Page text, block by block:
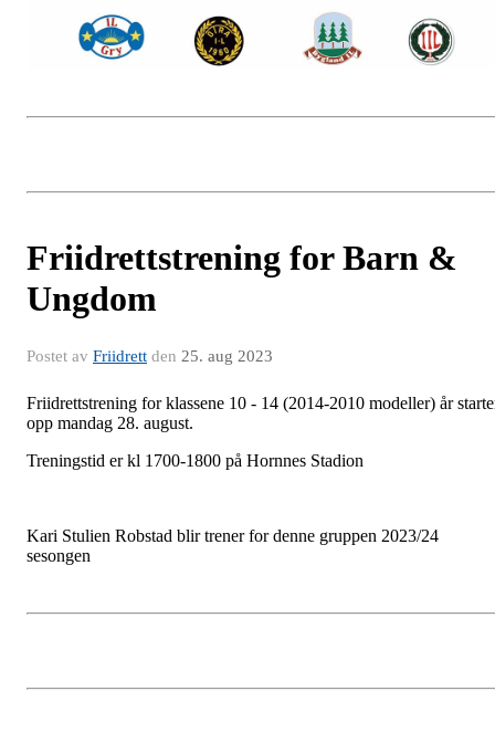
Friidrettstrening for Barn &
Ungdom
Postet av Friidrett den 25. aug 2023
Friidrettstrening for klassene 10 - 14 (2014-2010 modeller) år
opp mandag 28. august.
Treningstid er kl 1700-1800 på Hornnes Stadion
Kari Stulien Robstad blir trener for denne gruppen 2023/24
sesongen